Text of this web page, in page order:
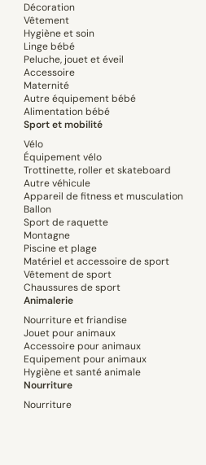
Décoration
Vêtement
Hygiène et soin
Linge bébé
Peluche, jouet et éveil
Accessoire
Maternité
Autre équipement bébé
Alimentation bébé
Sport et mobilité
Vélo
Équipement vélo
Trottinette, roller et skateboard
Autre véhicule
Appareil de fitness et musculation
Ballon
Sport de raquette
Montagne
Piscine et plage
Matériel et accessoire de sport
Vêtement de sport
Chaussures de sport
Animalerie
Nourriture et friandise
Jouet pour animaux
Accessoire pour animaux
Equipement pour animaux
Hygiène et santé animale
Nourriture
Nourriture